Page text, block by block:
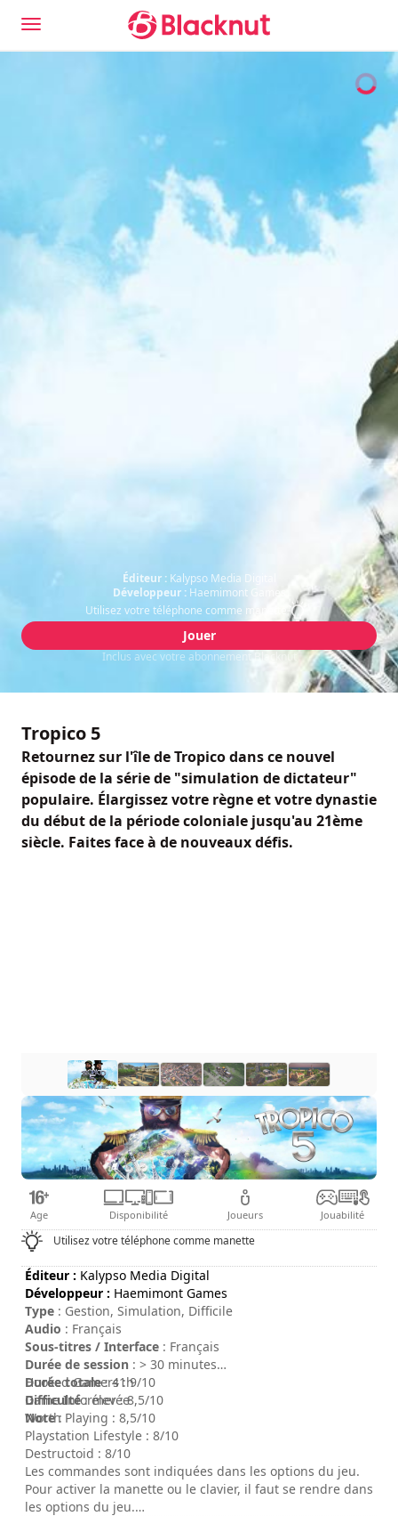
Éditeur : Kalypso Media Digital
Développeur : Haemimont Games
Utilisez votre téléphone comme manette
Jouer
Inclus avec votre abonnement Blacknut
Tropico 5
Retournez sur l'île de Tropico dans ce nouvel
épisode de la série de "simulation de dictateur"
populaire. Élargissez votre règne et votre dynastie
du début de la période coloniale jusqu'au 21ème
siècle. Faites face à de nouveaux défis.
Age Disponibilité Joueurs Jouabilité
Utilisez votre téléphone comme manette
Éditeur : Kalypso Media Digital
Développeur : Haemimont Games
Type : Gestion, Simulation, Difficile
Audio : Français
Sous-titres / Interface : Français
Durée de session : > 30 minutes
Durée totale: 41h
Difficulté: élevée
Note:
Hooked Gamers : 9/10
Game Informer : 8,5/10
Worth Playing : 8,5/10
Playstation Lifestyle : 8/10
Destructoid : 8/10
Les commandes sont indiquées dans les options du jeu.
Pour activer la manette ou le clavier, il faut se rendre dans
les options du jeu.